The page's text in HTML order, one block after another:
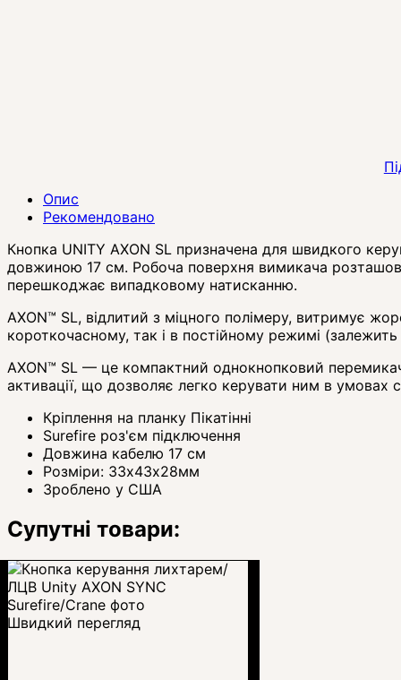
Опис
Рекомендовано
Кнопка UNITY AXON SL призначена для швидкого
довжиною 17 см. Робоча поверхня вимикача
перешкоджає випадковому натисканню.
AXON™ SL, відлитий з міцного полімеру, витримує
короткочасному, так і в постійному режимі (залежить
AXON™ SL — це компактний однокнопковий
активації, що дозволяє легко керувати ним в умовах
Кріплення на планку Пікатінні
Surefire роз'єм підключення
Довжина кабелю 17 см
Розміри: 33х43х28мм
Зроблено у США
Супутні товари:
Швидкий перегляд